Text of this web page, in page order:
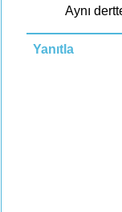
Aynı
Yanıtla